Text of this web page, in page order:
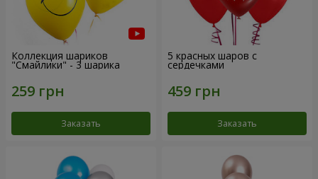
Коллекция шариков
"Смайлики" - 3 шарика
Заказать
5 красных шаров с
сердечками
Заказать